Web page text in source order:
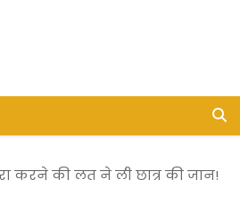
करने की लत ने ली छात्र की जान!